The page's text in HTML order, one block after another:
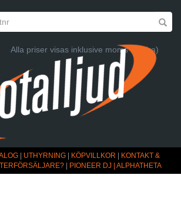
Alla priser visas inklusive moms (Ändra)
UTHYRNING KÖPVILLKOR
KONTAKT &
PIONEER DJ | ALPHATHETA